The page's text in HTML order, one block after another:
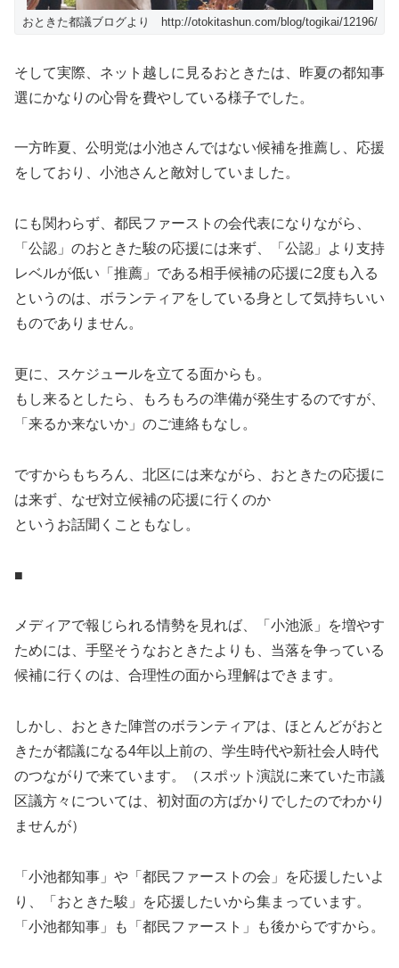
おときた都議ブログより http://otokitashun.com/blog/togikai/12196/
そして実際、ネット越しに見るおときたは、昨夏の都知事
選にかなりの心骨を費やしている様子でした。
一方昨夏、公明党は小池さんではない候補を推薦し、応援
をしており、小池さんと敵対していました。
にも関わらず、都民ファーストの会代表になりながら、
「公認」のおときた駿の応援には来ず、「公認」より支持
レベルが低い「推薦」である相手候補の応援に2度も入る
というのは、ボランティアをしている身として気持ちいい
ものでありません。
更に、スケジュールを立てる面からも。
もし来るとしたら、もろもろの準備が発生するのですが、
「来るか来ないか」のご連絡もなし。
ですからもちろん、北区には来ながら、おときたの応援に
は来ず、なぜ対立候補の応援に行くのか
というお話聞くこともなし。
■
メディアで報じられる情勢を見れば、「小池派」を増やす
ためには、手堅そうなおときたよりも、当落を争っている
候補に行くのは、合理性の面から理解はできます。
しかし、おときた陣営のボランティアは、ほとんどがおと
きたが都議になる4年以上前の、学生時代や新社会人時代
のつながりで来ています。（スポット演説に来ていた市議
区議方々については、初対面の方ばかりでしたのでわかり
ませんが）
「小池都知事」や「都民ファーストの会」を応援したいよ
り、「おときた駿」を応援したいから集まっています。
「小池都知事」も「都民ファースト」も後からですから。